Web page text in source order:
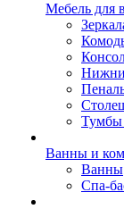
Мебель для
Тумбы
Ванны и
Ванны
Спа-